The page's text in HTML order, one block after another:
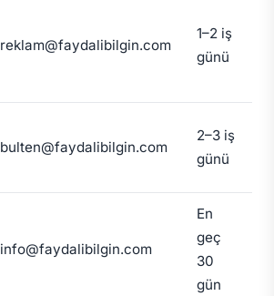
reklam@faydalibilgin.com
1–2 iş
günü
bulten@faydalibilgin.com
2–3 iş
günü
info@faydalibilgin.com
En
geç
30
gün